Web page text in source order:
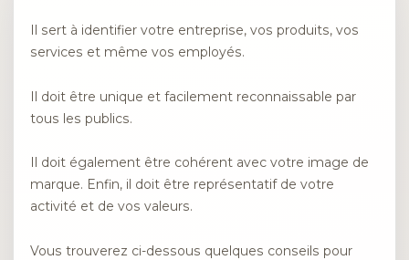
Il sert à identifier votre entreprise, vos produits, vos
services et même vos employés.
Il doit être unique et facilement reconnaissable par
tous les publics.
Il doit également être cohérent avec votre image de
marque. Enfin, il doit être représentatif de votre
activité et de vos valeurs.
Vous trouverez ci-dessous quelques conseils pour